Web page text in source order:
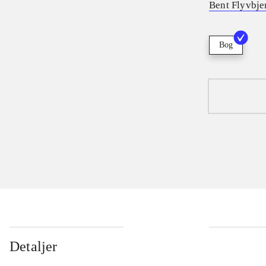
Bent
Bog
Detaljer